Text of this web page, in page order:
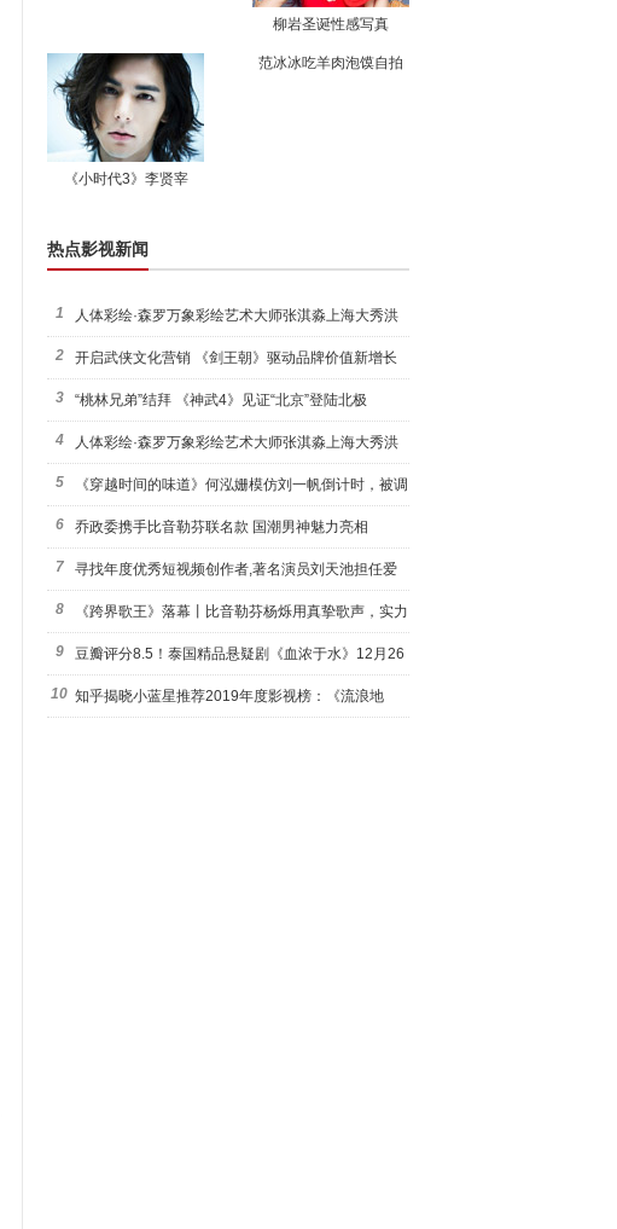
柳岩圣诞性感写真
《小时代3》李贤宰
范冰冰吃羊肉泡馍自拍
热点影视新闻
1 人体彩绘·森罗万象彩绘艺术大师张淇淼上海大秀洪
荒宇宙
2 开启武侠文化营销 《剑王朝》驱动品牌价值新增长
3 “桃林兄弟”结拜 《神武4》见证“北京”登陆北极
4 人体彩绘·森罗万象彩绘艺术大师张淇淼上海大秀洪
荒宇宙
5 《穿越时间的味道》何泓姗模仿刘一帆倒计时，被调
侃“学人
6 乔政委携手比音勒芬联名款 国潮男神魅力亮相
7 寻找年度优秀短视频创作者,著名演员刘天池担任爱
奇艺号"奇
8 《跨界歌王》落幕丨比音勒芬杨烁用真挚歌声，实力
圈粉!
9 豆瓣评分8.5！泰国精品悬疑剧《血浓于水》12月26
日西瓜视
10 知乎揭晓小蓝星推荐2019年度影视榜：《流浪地